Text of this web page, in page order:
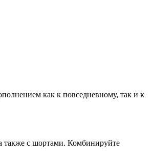
как к повседневному, так и к
также с шортами. Комбинируйте